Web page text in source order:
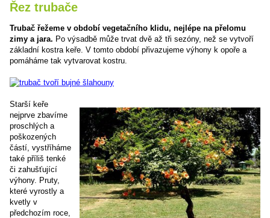
Řez trubače
Trubač řežeme v období vegetačního klidu, nejlépe na přelomu
zimy a jara. Po výsadbě může trvat dvě až tři sezóny, než se vytvoří
základní kostra keře. V tomto období přivazujeme výhony k opoře a
pomáháme tak vytvarovat kostru.
Starší keře
nejprve zbavíme
proschlých a
poškozených
částí, vystříháme
také příliš tenké
či zahušťující
výhony. Pruty,
které vyrostly a
kvetly v
předchozím roce,